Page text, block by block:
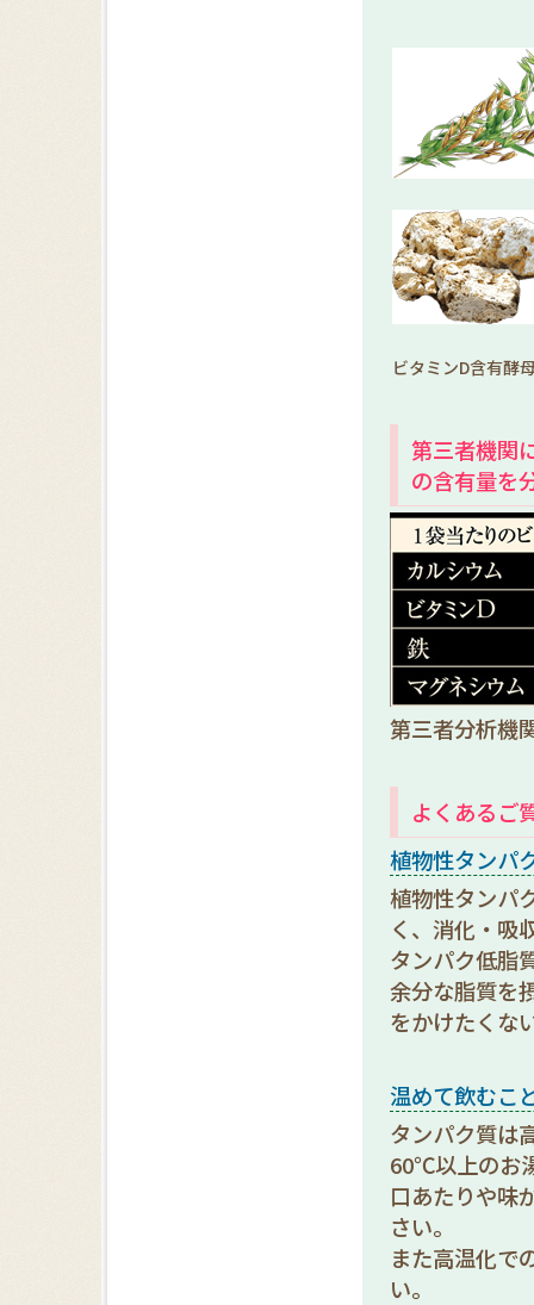
ビタミンD含有酵
第三者機関
の含有量を
第三者分析機
よくあるご
植物性タンパ
植物性タンパ
く、消化・吸
タンパク低脂
余分な脂質を
をかけたくな
温めて飲むこ
タンパク質は
60℃以上のお
口あたりや味
さい。
また高温化で
い。